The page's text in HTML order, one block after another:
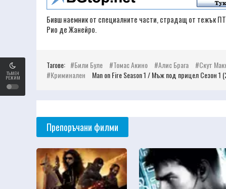
ТЪМЕН
РЕЖИМ
Бивш наемник от специалните части, страдащ от тежък
Рио де Жанейро.
Тагове: Били Буле Томас Акино Алис Брага Скут
Криминален
Man on Fire Season 1 / Мъж под прицел Сезон 1
Препоръчани филми